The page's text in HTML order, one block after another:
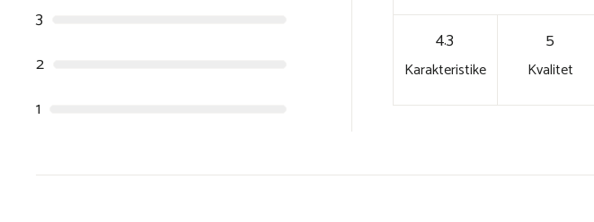
3
2
1
4.3
Karakteristike
5
Kvalitet